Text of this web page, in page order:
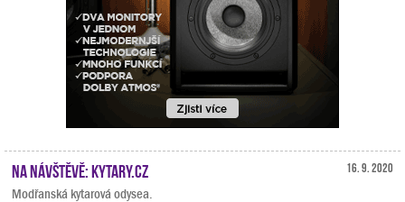
16. 9. 2020
Na návštěvě: Kytary.cz
Modřanská kytarová odysea.